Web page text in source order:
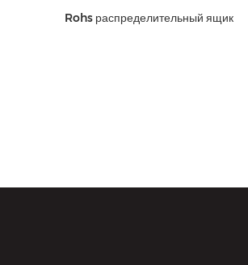
Rohs распределительный ящик